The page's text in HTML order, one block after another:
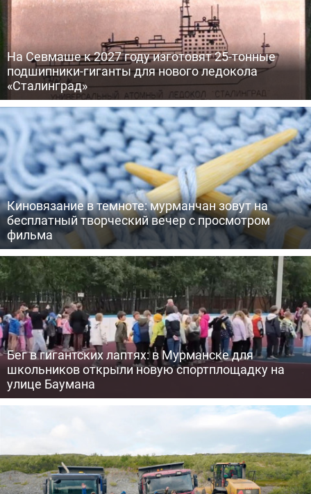
На Севмаше к 2027 году изготовят 25-тонные
подшипники-гиганты для нового ледокола
«Сталинград»
Киновязание в темноте: мурманчан зовут на
бесплатный творческий вечер с просмотром
фильма
Бег в гигантских лаптях: в Мурманске для
школьников открыли новую спортплощадку на
улице Баумана